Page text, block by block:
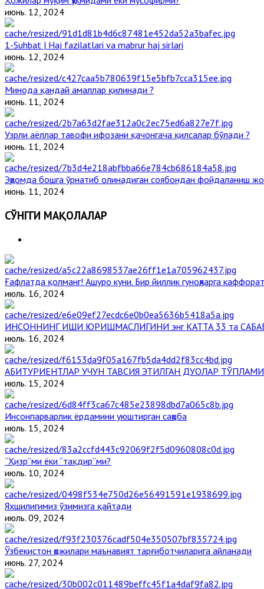
июнь. 12, 2024
1-Suhbat | Haj fazilatlari va mabrur haj sirlari
июнь. 12, 2024
Минода қандай амаллар қилинади ?
июнь. 11, 2024
Узрли аёллар тавофи ифозани қачонгача қилсалар бўлади ?
июнь. 11, 2024
Эҳромда бошга ўрнатиб олинадиган соябондан фойдаланиш
июнь. 11, 2024
СЎНГГИ МАҚОЛАЛАР
Ғафлатда қолманг! Ашуро куни. Бир йиллик гуноҳларга
июль. 16, 2024
ИНСОННИНГ ИШИ ЮРИШМАСЛИГИНИ энг КАТТА 33 та
июль. 16, 2024
АБИТУРИЕНТЛАР УЧУН ТАВСИЯ ЭТИЛГАН ДУОЛАР ТЎПЛАМИ
июль. 15, 2024
Инсонпарварлик ёрдамини уюштирган саҳоба
июль. 15, 2024
“Ҳизр”ми ёки “тақдир”ми?
июль. 10, 2024
Яхшилигимиз ўзимизга қайтади
июль. 09, 2024
Ўзбекистон ҳожилари маънавият тарғиботчиларига айланади
июнь. 27, 2024